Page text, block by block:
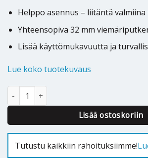
Helppo asennus – liitäntä
Yhteensopiva 32 mm
Lisää käyttömukavuutta ja
Lue koko tuotekuvaus
Sulatuskaapeli Daikin Nepura
Lisää ostoskoriin
Alternative:
Tutustu kaikkiin rahoituksiimme!